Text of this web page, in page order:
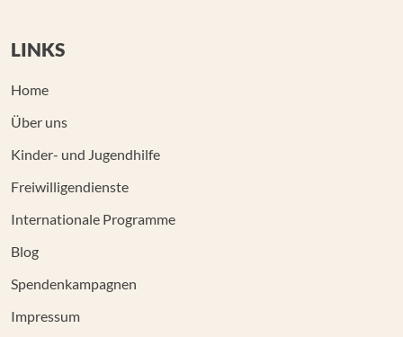
LINKS
Home
Über uns
Kinder- und Jugendhilfe
Freiwilligendienste
Internationale Programme
Blog
Spendenkampagnen
Impressum